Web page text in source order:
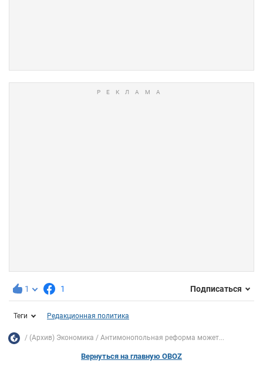
1 1 Подписаться
Теги Редакционная политика
(Архив) Экономика Антимонопольная реформа может...
Вернуться на главную OBOZ